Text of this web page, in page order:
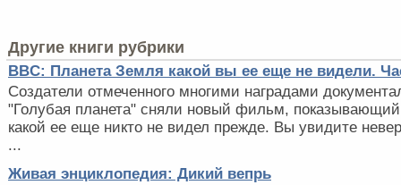
Другие книги рубрики
BBC: Планета Земля какой вы ее еще не видели.
Создатели отмеченного многими наградами
"Голубая планета" сняли новый фильм,
какой ее еще никто не видел прежде. Вы увидите
...
Живая энциклопедия: Дикий вепрь